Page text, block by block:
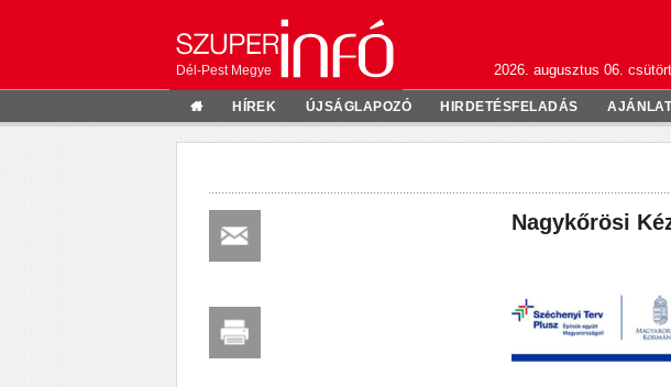
Dél-Pest Megye 2026. augusztus 06.
HÍREK ÚJSÁGLAPOZÓ HIRDETÉSFELADÁS
Nagykőrösi